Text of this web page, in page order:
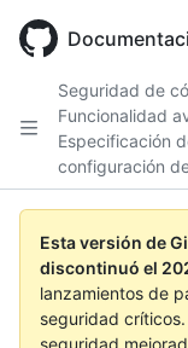
main
Seguridad de
Funcionalidad
Especificación
configuración
Esta versión de
discontinuó el
lanzamientos de
seguridad
seguridad